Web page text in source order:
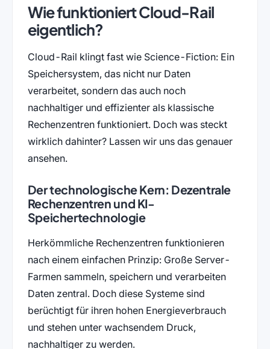
Wie funktioniert Cloud-Rail
eigentlich?
Cloud-Rail klingt fast wie Science-Fiction: Ein
Speichersystem, das nicht nur Daten
verarbeitet, sondern das auch noch
nachhaltiger und effizienter als klassische
Rechenzentren funktioniert. Doch was steckt
wirklich dahinter? Lassen wir uns das genauer
ansehen.
Der technologische Kern: Dezentrale
Rechenzentren und KI-
Speichertechnologie
Herkömmliche Rechenzentren funktionieren
nach einem einfachen Prinzip: Große Server-
Farmen sammeln, speichern und verarbeiten
Daten zentral. Doch diese Systeme sind
berüchtigt für ihren hohen Energieverbrauch
und stehen unter wachsendem Druck,
nachhaltiger zu werden.